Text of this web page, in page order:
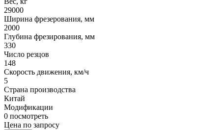
29000
Ширина фрезерования, мм
2000
Глубина фрезирования, мм
330
Число резцов
148
Скорость движения, км/ч
5
Страна производства
Китай
Модификации
0 посмотреть
Цена по запросу